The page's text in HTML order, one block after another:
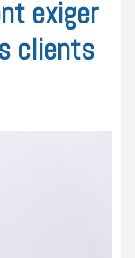
exiger
clients